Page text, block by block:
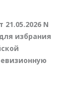
N
избрания